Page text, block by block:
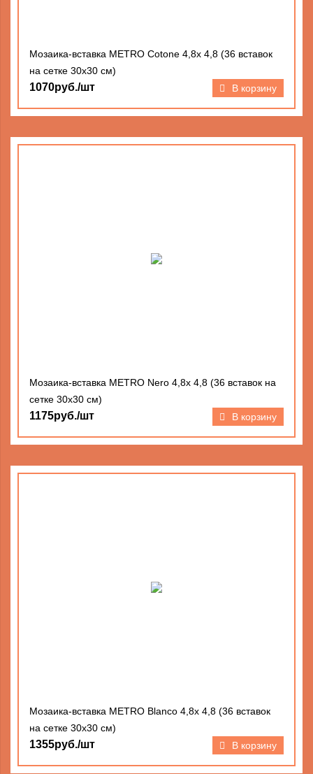
Мозаика-вставка METRO Cotone 4,8х 4,8 (36 вставок
на сетке 30х30 см)
1070руб./шт В корзину
Мозаика-вставка METRO Nero 4,8х 4,8 (36 вставок на
сетке 30х30 см)
1175руб./шт В корзину
Мозаика-вставка METRO Blanco 4,8х 4,8 (36 вставок
на сетке 30х30 см)
1355руб./шт В корзину